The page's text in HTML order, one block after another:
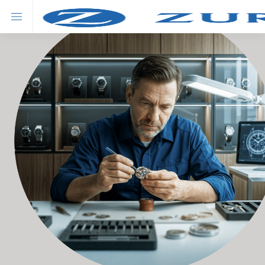
關於蘇黎世
產品
專人諮詢
儲蓄
瑞盈儲蓄保險計劃
新產品
瑞駿（尊尚版）萬用壽險保險計劃 熱賣
瑞駿萬用壽險保險計劃
投資
瑞承投資計劃